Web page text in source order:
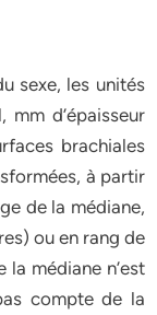
sexe, les unités
d’épaisseur
brachiales
à partir
de la médiane,
ou en rang de
médiane n’est
compte de la